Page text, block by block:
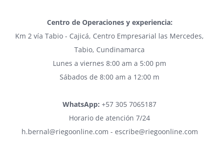
Centro de Operaciones y experiencia:
Km 2 vía Tabio - Cajicá, Centro Empresarial las Mercedes,
Tabio, Cundinamarca
Lunes a viernes 8:00 am a 5:00 pm
Sábados de 8:00 am a 12:00 m
WhatsApp: +57 305 7065187
Horario de atención 7/24
h.bernal@riegoonline.com - escribe@riegoonline.com